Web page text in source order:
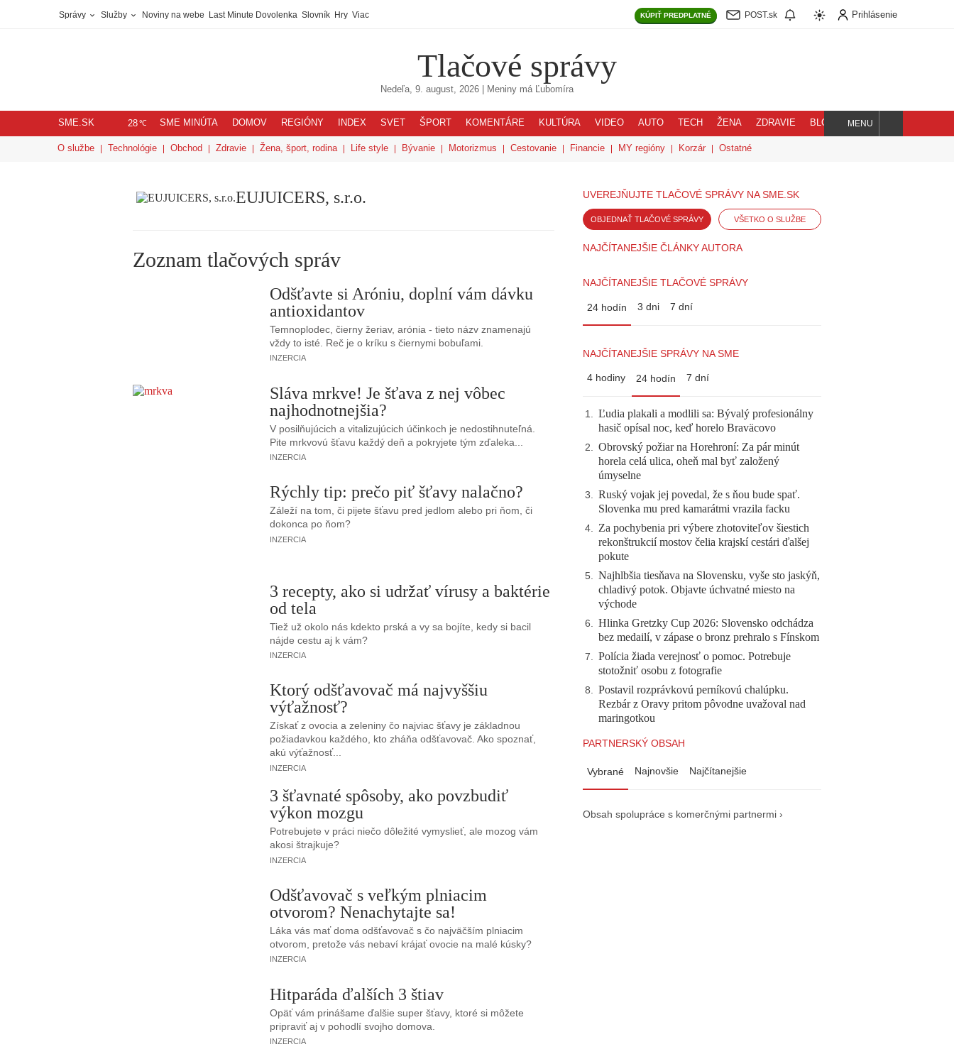
Správy Služby Noviny na webe Last Minute Dovolenka Slovník Hry Viac KÚPIŤ PREDPLATNÉ POST.sk Prihlásenie
Tlačové správy
Nedeľa, 9. august, 2026 | Meniny má Ľubomíra
SME.SK 28℃ SME MINÚTA DOMOV REGIÓNY INDEX SVET ŠPORT KOMENTÁRE KULTÚRA VIDEO AUTO TECH ŽENA ZDRAVIE BLOG
Hľadaj
MENU
O službe Technológie Obchod Zdravie Žena, šport, rodina Life style Bývanie Motorizmus Cestovanie Financie MY regióny Korzár Ostatné
EUJUICERS, s.r.o.
Zoznam tlačových správ
Odšťavte si Aróniu, doplní vám dávku
antioxidantov
Temnoplodec, čierny žeriav, arónia - tieto názv znamenajú
vždy to isté. Reč je o kríku s čiernymi bobuľami.
INZERCIA
Sláva mrkve! Je šťava z nej vôbec
najhodnotnejšia?
V posilňujúcich a vitalizujúcich účinkoch je nedostihnuteľná.
Pite mrkvovú šťavu každý deň a pokryjete tým zďaleka...
INZERCIA
Rýchly tip: prečo piť šťavy nalačno?
Záleží na tom, či pijete šťavu pred jedlom alebo pri ňom, či
dokonca po ňom?
INZERCIA
3 recepty, ako si udržať vírusy a baktérie
od tela
Tiež už okolo nás kdekto prská a vy sa bojíte, kedy si bacil
nájde cestu aj k vám?
INZERCIA
Ktorý odšťavovač má najvyššiu
výťažnosť?
Získať z ovocia a zeleniny čo najviac šťavy je základnou
požiadavkou každého, kto zháňa odšťavovač. Ako spoznať,
akú výťažnosť...
INZERCIA
3 šťavnaté spôsoby, ako povzbudiť
výkon mozgu
Potrebujete v práci niečo dôležité vymyslieť, ale mozog vám
akosi štrajkuje?
INZERCIA
Odšťavovač s veľkým plniacim
otvorom? Nenachytajte sa!
Láka vás mať doma odšťavovač s čo najväčším plniacim
otvorom, pretože vás nebaví krájať ovocie na malé kúsky?
INZERCIA
Hitparáda ďalších 3 štiav
Opäť vám prinášame ďalšie super šťavy, ktoré si môžete
pripraviť aj v pohodlí svojho domova.
INZERCIA
UVEREJŇUJTE TLAČOVÉ SPRÁVY NA SME.SK
OBJEDNAŤ TLAČOVÉ SPRÁVY VŠETKO O SLUŽBE
NAJČÍTANEJŠIE ČLÁNKY AUTORA
NAJČÍTANEJŠIE TLAČOVÉ SPRÁVY
24 hodín 3 dni 7 dní
NAJČÍTANEJŠIE SPRÁVY NA SME
4 hodiny 24 hodín 7 dní
1. Ľudia plakali a modlili sa: Bývalý profesionálny
hasič opísal noc, keď horelo Braväcovo
2. Obrovský požiar na Horehroní: Za pár minút
horela celá ulica, oheň mal byť založený
úmyselne
3. Ruský vojak jej povedal, že s ňou bude spať.
Slovenka mu pred kamarátmi vrazila facku
4. Za pochybenia pri výbere zhotoviteľov šiestich
rekonštrukcií mostov čelia krajskí cestári ďalšej
pokute
5. Najhlbšia tiesňava na Slovensku, vyše sto jaskýň,
chladivý potok. Objavte úchvatné miesto na
východe
6. Hlinka Gretzky Cup 2026: Slovensko odchádza
bez medailí, v zápase o bronz prehralo s Fínskom
7. Polícia žiada verejnosť o pomoc. Potrebuje
stotožniť osobu z fotografie
8. Postavil rozprávkovú perníkovú chalúpku.
Rezbár z Oravy pritom pôvodne uvažoval nad
maringotkou
PARTNERSKÝ OBSAH
Vybrané Najnovšie Najčítanejšie
Obsah spolupráce s komerčnými partnermi ›